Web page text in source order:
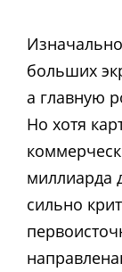
больших
а главную
Но хотя
миллиарда
сильно